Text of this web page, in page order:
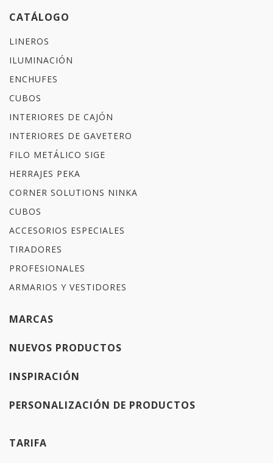
CATÁLOGO
LINEROS
ILUMINACIÓN
ENCHUFES
CUBOS
INTERIORES DE CAJÓN
INTERIORES DE GAVETERO
FILO METÁLICO SIGE
HERRAJES PEKA
CORNER SOLUTIONS NINKA
CUBOS
ACCESORIOS ESPECIALES
TIRADORES
PROFESIONALES
ARMARIOS Y VESTIDORES
MARCAS
NUEVOS PRODUCTOS
INSPIRACIÓN
PERSONALIZACIÓN DE PRODUCTOS
TARIFA